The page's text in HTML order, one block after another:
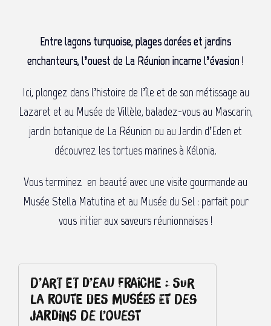
Entre lagons turquoise, plages dorées et jardins
enchanteurs, l’ouest de La Réunion incarne l’évasion !
Ici, plongez dans l’histoire de l’île et de son métissage au
Lazaret et au Musée de Villèle, baladez-vous au Mascarin,
jardin botanique de La Réunion ou au Jardin d’Eden et
découvrez les tortues marines à Kélonia.
Vous terminez en beauté avec une visite gourmande au
Musée Stella Matutina et au Musée du Sel : parfait pour
vous initier aux saveurs réunionnaises !
D’art et d’eau fraîche : sur
la route des musées et des
jardins de l’ouest